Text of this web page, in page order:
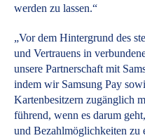
werden zu lassen.“
„Vor dem Hintergrund des
und Vertrauens in
unsere Partnerschaft mit
indem wir Samsung Pay
Kartenbesitzern zugänglich
führend, wenn es darum
und Bezahlmöglichkeiten zu